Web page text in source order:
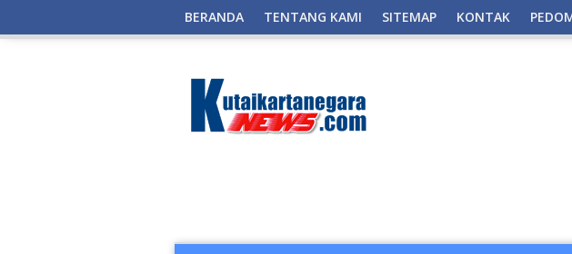
BERANDA TENTANG KAMI SITEMAP KONTAK